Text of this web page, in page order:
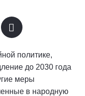
политике,
до 2030 года
меры
в народную